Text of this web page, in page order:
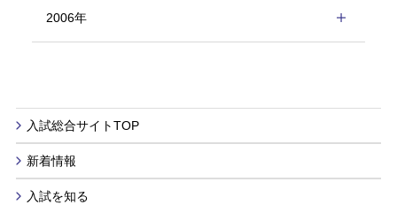
2006年
入試総合サイトTOP
新着情報
入試を知る